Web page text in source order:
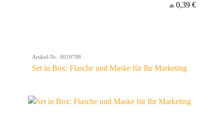
ab 0,39 €
Artikel-Nr.: 0019798
Set in Box: Flasche und Maske für Ihr Marketing